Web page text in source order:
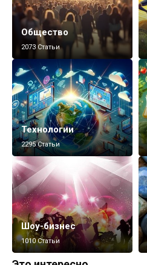
Общество
2073 Статьи
Технологии
2295 Статьи
Шоу-бизнес
1010 Статьи